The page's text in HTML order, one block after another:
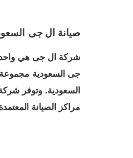
صيانة ال جى
شركة ال جى هي واحدة
جى السعودية مجموعة
السعودية. وتوفر
مراكز الصيانة